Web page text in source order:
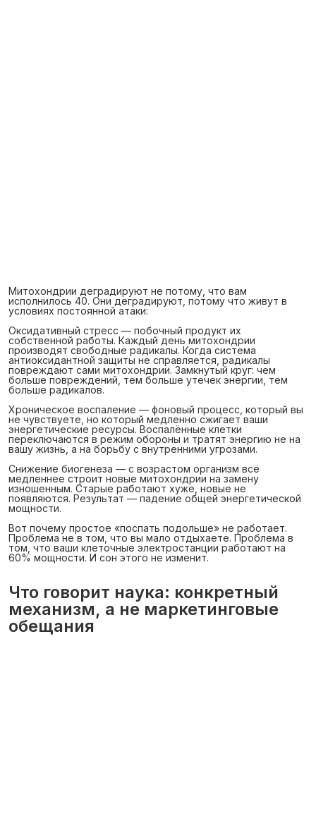
Митохондрии деградируют не потому, что вам
исполнилось 40. Они деградируют, потому что живут в
условиях постоянной атаки:
Оксидативный стресс — побочный продукт их
собственной работы. Каждый день митохондрии
производят свободные радикалы. Когда система
антиоксидантной защиты не справляется, радикалы
повреждают сами митохондрии. Замкнутый круг: чем
больше повреждений, тем больше утечек энергии, тем
больше радикалов.
Хроническое воспаление — фоновый процесс, который вы
не чувствуете, но который медленно сжигает ваши
энергетические ресурсы. Воспалённые клетки
переключаются в режим обороны и тратят энергию не на
вашу жизнь, а на борьбу с внутренними угрозами.
Снижение биогенеза — с возрастом организм всё
медленнее строит новые митохондрии на замену
изношенным. Старые работают хуже, новые не
появляются. Результат — падение общей энергетической
мощности.
Вот почему простое «поспать подольше» не работает.
Проблема не в том, что вы мало отдыхаете. Проблема в
том, что ваши клеточные электростанции работают на
60% мощности. И сон этого не изменит.
Что говорит наука: конкретный
механизм, а не маркетинговые
обещания